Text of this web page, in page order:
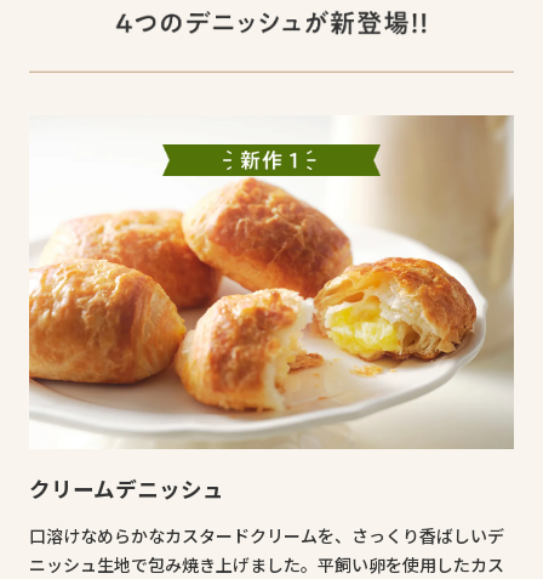
クリームデニッシュ
口溶けなめらかなカスタードクリームを、さっくり香ばしいデ
ニッシュ生地で包み焼き上げました。平飼い卵を使用したカス